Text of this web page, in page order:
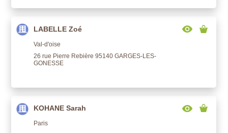
LABELLE Zoé
Val-d'oise
26 rue Pierre Rebière 95140 GARGES-LES-
GONESSE
KOHANE Sarah
Paris